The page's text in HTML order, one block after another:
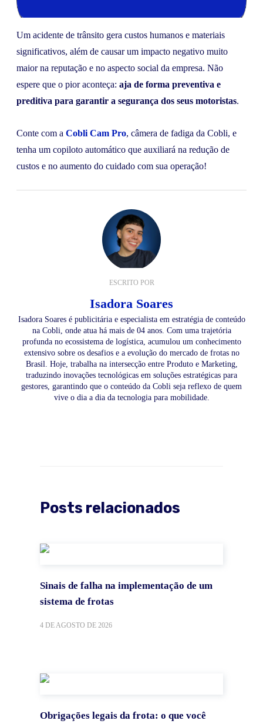
Um acidente de trânsito gera custos humanos e materiais
significativos, além de causar um impacto negativo muito
maior na reputação e no aspecto social da empresa. Não
espere que o pior aconteça: aja de forma preventiva e
preditiva para garantir a segurança dos seus motoristas.
Conte com a Cobli Cam Pro, câmera de fadiga da Cobli, e
tenha um copiloto automático que auxiliará na redução de
custos e no aumento do cuidado com sua operação!
ESCRITO POR
Isadora Soares
Isadora Soares é publicitária e especialista em estratégia de conteúdo
na Cobli, onde atua há mais de 04 anos. Com uma trajetória
profunda no ecossistema de logística, acumulou um conhecimento
extensivo sobre os desafios e a evolução do mercado de frotas no
Brasil. Hoje, trabalha na intersecção entre Produto e Marketing,
traduzindo inovações tecnológicas em soluções estratégicas para
gestores, garantindo que o conteúdo da Cobli seja reflexo de quem
vive o dia a dia da tecnologia para mobilidade.
Posts relacionados
Sinais de falha na implementação de um
sistema de frotas
4 DE AGOSTO DE 2026
Obrigações legais da frota: o que você